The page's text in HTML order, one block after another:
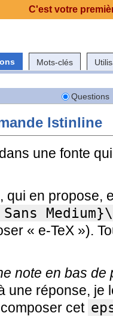
Mots-clés
Questions
lstinline
une fonte
qui en propose,
« e-TeX »).
note en bas de
une réponse, je
cet
C'est votre